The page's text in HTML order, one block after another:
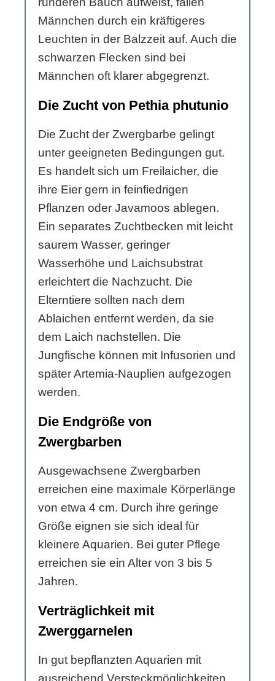
Männchen durch ein kräftigeres
Leuchten in der Balzzeit auf. Auch die
schwarzen Flecken sind bei
Männchen oft klarer abgegrenzt.
Die Zucht von Pethia phutunio
Die Zucht der Zwergbarbe gelingt
unter geeigneten Bedingungen gut.
Es handelt sich um Freilaicher, die
ihre Eier gern in feinfiedrigen
Pflanzen oder Javamoos ablegen.
Ein separates Zuchtbecken mit leicht
saurem Wasser, geringer
Wasserhöhe und Laichsubstrat
erleichtert die Nachzucht. Die
Elterntiere sollten nach dem
Ablaichen entfernt werden, da sie
dem Laich nachstellen. Die
Jungfische können mit Infusorien und
später Artemia-Nauplien aufgezogen
werden.
Die Endgröße von
Zwergbarben
Ausgewachsene Zwergbarben
erreichen eine maximale Körperlänge
von etwa 4 cm. Durch ihre geringe
Größe eignen sie sich ideal für
kleinere Aquarien. Bei guter Pflege
erreichen sie ein Alter von 3 bis 5
Jahren.
Verträglichkeit mit
Zwerggarnelen
In gut bepflanzten Aquarien mit
ausreichend Versteckmöglichkeiten